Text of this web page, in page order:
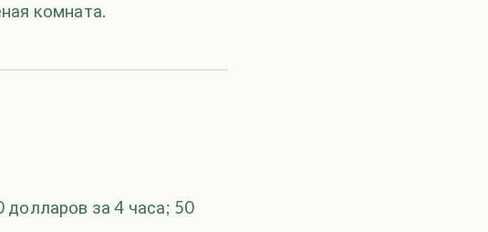
комната.
долларов за 4 часа; 50